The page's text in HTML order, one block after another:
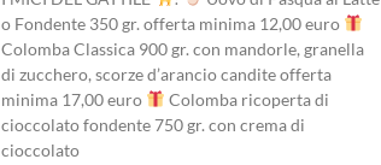
o Fondente 350 gr. offerta minima 12,00 euro
Colomba Classica 900 gr. con mandorle, granella
di zucchero, scorze d’arancio candite offerta
minima 17,00 euro
Colomba ricoperta di
cioccolato fondente 750 gr. con crema di
cioccolato